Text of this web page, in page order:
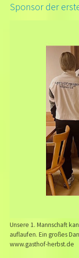
Sponsor der
Unsere 1. Mannschaft
auflaufen. Ein großes
www.gasthof-herbst.de